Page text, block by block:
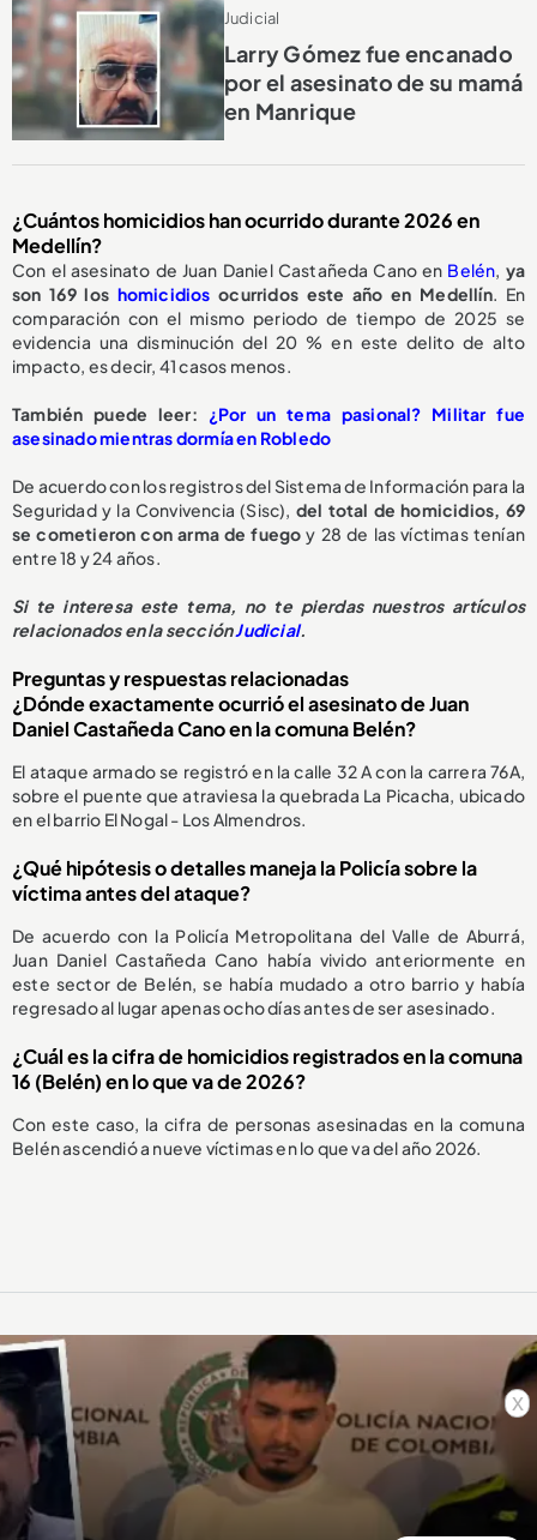
x
Judicial
Larry Gómez fue encanado
por el asesinato de su mamá
en Manrique
¿Cuántos homicidios han ocurrido durante 2026 en
Medellín?
Con el asesinato de Juan Daniel Castañeda Cano en Belén, ya
son 169 los homicidios ocurridos este año en Medellín. En
comparación con el mismo periodo de tiempo de 2025 se
evidencia una disminución del 20 % en este delito de alto
impacto, es decir, 41 casos menos.
También puede leer: ¿Por un tema pasional? Militar fue
asesinado mientras dormía en Robledo
De acuerdo con los registros del Sistema de Información para la
Seguridad y la Convivencia (Sisc), del total de homicidios, 69
se cometieron con arma de fuego y 28 de las víctimas tenían
entre 18 y 24 años.
Si te interesa este tema, no te pierdas nuestros artículos
relacionados en la secciónJudicial.
Preguntas y respuestas relacionadas
¿Dónde exactamente ocurrió el asesinato de Juan
Daniel Castañeda Cano en la comuna Belén?
El ataque armado se registró en la calle 32 A con la carrera 76A,
sobre el puente que atraviesa la quebrada La Picacha, ubicado
en el barrio El Nogal - Los Almendros.
¿Qué hipótesis o detalles maneja la Policía sobre la
víctima antes del ataque?
De acuerdo con la Policía Metropolitana del Valle de Aburrá,
Juan Daniel Castañeda Cano había vivido anteriormente en
este sector de Belén, se había mudado a otro barrio y había
regresado al lugar apenas ocho días antes de ser asesinado.
¿Cuál es la cifra de homicidios registrados en la comuna
16 (Belén) en lo que va de 2026?
Con este caso, la cifra de personas asesinadas en la comuna
Belén ascendió a nueve víctimas en lo que va del año 2026.